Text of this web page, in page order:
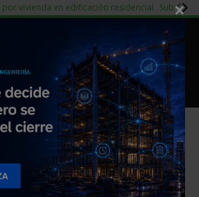
vivienda en edificación residencial Subida
Piedra Natural |
Registro
de hormigón no
×